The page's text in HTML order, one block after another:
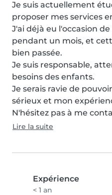
Je suis actuellement
proposer mes services
J'ai déjà eu l'occasion
pendant un mois, et
bien passée.
Je suis responsable,
besoins des enfants.
Je serais ravie de
sérieux et mon
N'hésitez pas à me
Lire la suite
Expérience
< 1 an